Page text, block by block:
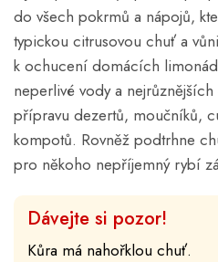
do všech pokrmů a nápojů,
typickou citrusovou chuť a
k ochucení domácích
neperlivé vody a
přípravu dezertů, moučníků,
kompotů. Rovněž podtrhne
pro někoho nepříjemný rybí
Dávejte si pozor!
Kůra má nahořklou chuť.